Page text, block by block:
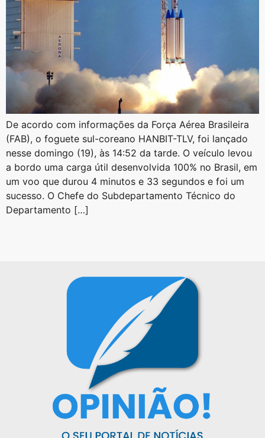
De acordo com informações da Força Aérea Brasileira
(FAB), o foguete sul-coreano HANBIT-TLV, foi lançado
nesse domingo (19), às 14:52 da tarde. O veículo levou
a bordo uma carga útil desenvolvida 100% no Brasil, em
um voo que durou 4 minutos e 33 segundos e foi um
sucesso. O Chefe do Subdepartamento Técnico do
Departamento […]